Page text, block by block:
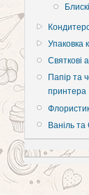
Упаковка
Святкові
Папір та
принтера
Ваніль та